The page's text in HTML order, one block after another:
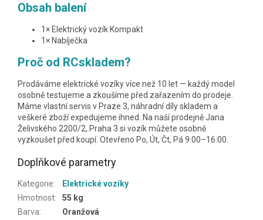
Obsah balení
1× Elektrický vozík Kompakt
1× Nabíječka
Proč od RCskladem?
Prodáváme elektrické vozíky více než 10 let — každý model
osobně testujeme a zkoušíme před zařazením do prodeje.
Máme vlastní servis v Praze 3, náhradní díly skladem a
veškeré zboží expedujeme ihned. Na naší prodejně Jana
Želivského 2200/2, Praha 3 si vozík můžete osobně
vyzkoušet před koupí. Otevřeno Po, Út, Čt, Pá 9:00–16:00.
Doplňkové parametry
Kategorie:
Elektrické vozíky
Hmotnost:
55 kg
Barva:
Oranžová